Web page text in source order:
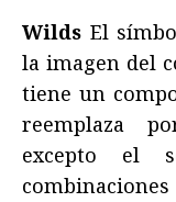
Wilds El
la imagen del
tiene un
reemplaza
excepto el